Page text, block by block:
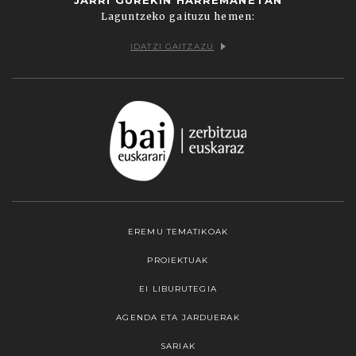
Laguntzeko gaituzu hemen:
IDATZI GAITZAZU
EREMU TEMATIKOAK
PROIEKTUAK
EI LIBURUTEGIA
AGENDA ETA JARDUERAK
SARIAK